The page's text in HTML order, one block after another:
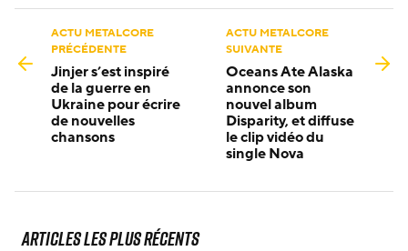
ACTU METALCORE
PRÉCÉDENTE
Jinjer s’est inspiré
de la guerre en
Ukraine pour écrire
de nouvelles
chansons
ACTU METALCORE
SUIVANTE
Oceans Ate Alaska
annonce son
nouvel album
Disparity, et diffuse
le clip vidéo du
single Nova
Articles les plus récents